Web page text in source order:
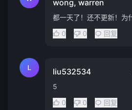
wong, warren
都一天了！还不更新！为
0
0 回复
L liu532534
5
0
0 回复